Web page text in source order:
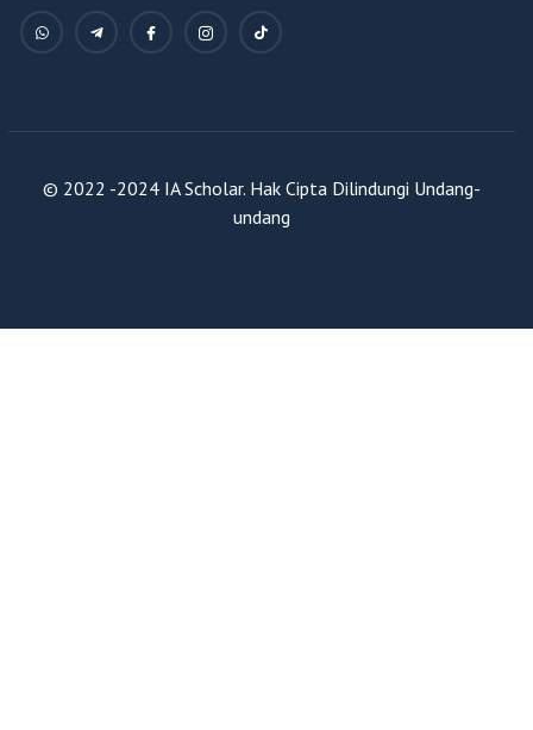
© 2022 -2024 IA Scholar. Hak Cipta Dilindungi Undang-
undang